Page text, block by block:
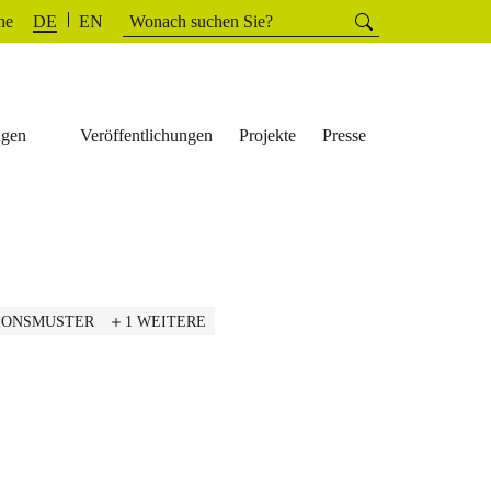
Suchen
nach:
Suchen
DE EN
Veröffentlichungen Projekte Presse
1 WEITERE